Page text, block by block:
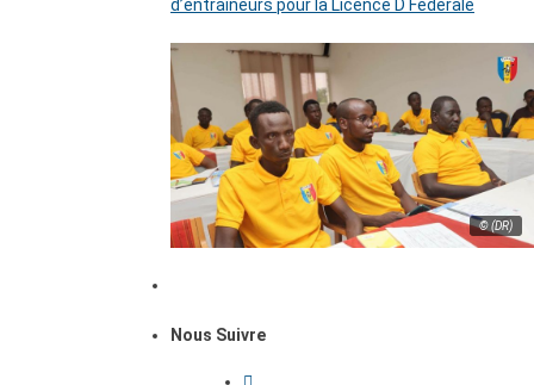
d’entraîneurs pour la Licence D Fédérale
© (DR)
Nous Suivre